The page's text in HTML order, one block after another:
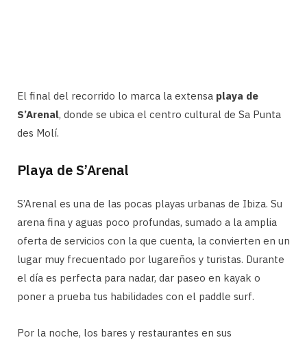
El final del recorrido lo marca la extensa playa de
S’Arenal, donde se ubica el centro cultural de Sa Punta
des Molí.
Playa de S’Arenal
S’Arenal es una de las pocas playas urbanas de Ibiza. Su
arena fina y aguas poco profundas, sumado a la amplia
oferta de servicios con la que cuenta, la convierten en un
lugar muy frecuentado por lugareños y turistas. Durante
el día es perfecta para nadar, dar paseo en kayak o
poner a prueba tus habilidades con el paddle surf.
Por la noche, los bares y restaurantes en sus